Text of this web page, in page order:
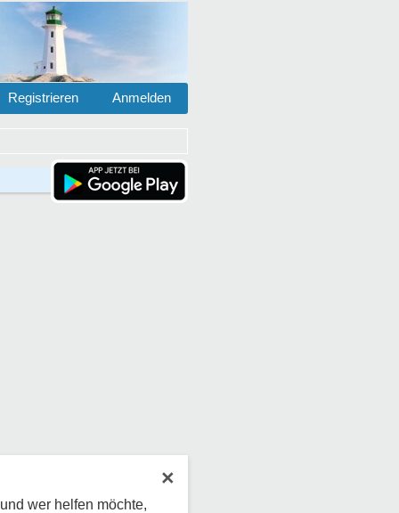
Anmelden
Registrieren
×
wer helfen möchte,